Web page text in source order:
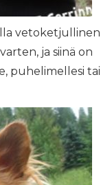
vetoketjullinen
ja siinä on
puhelimellesi tai